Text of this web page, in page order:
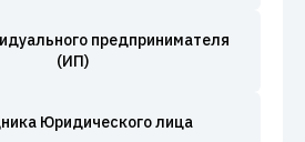
предпринимателя
(ИП)
Юридического лица